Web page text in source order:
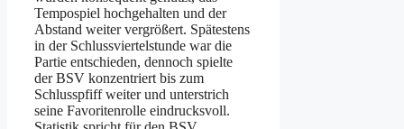
Tempospiel hochgehalten und der
Abstand weiter vergrößert. Spätestens
in der Schlussviertelstunde war die
Partie entschieden, dennoch spielte
der BSV konzentriert bis zum
Schlusspfiff weiter und unterstrich
seine Favoritenrolle eindrucksvoll.